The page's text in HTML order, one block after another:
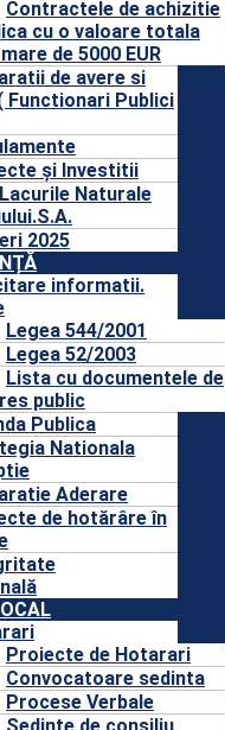
Contractele de achizitie
cu o valoare totala
de 5000 EUR
de avere si
Functionari Publici
și Investitii
Naturale
2025
informatii.
Legea 544/2001
Legea 52/2003
Lista cu documentele de
public
Publica
Nationala
Aderare
de hotărâre în
Proiecte de Hotarari
Convocatoare sedinta
Procese Verbale